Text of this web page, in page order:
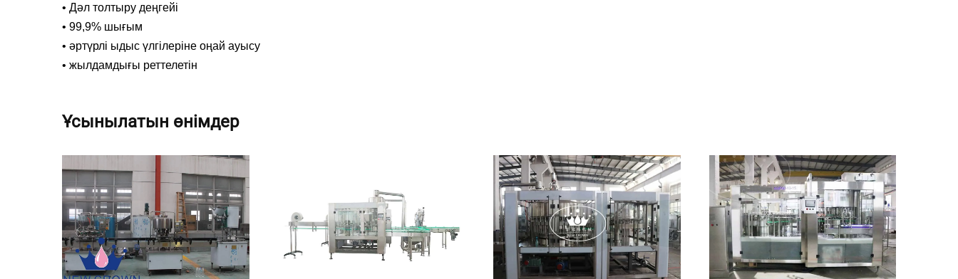
• Дәл толтыру деңгейі
• 99,9% шығым
• әртүрлі ыдыс үлгілеріне оңай ауысу
• жылдамдығы реттелетін
Ұсынылатын өнімдер